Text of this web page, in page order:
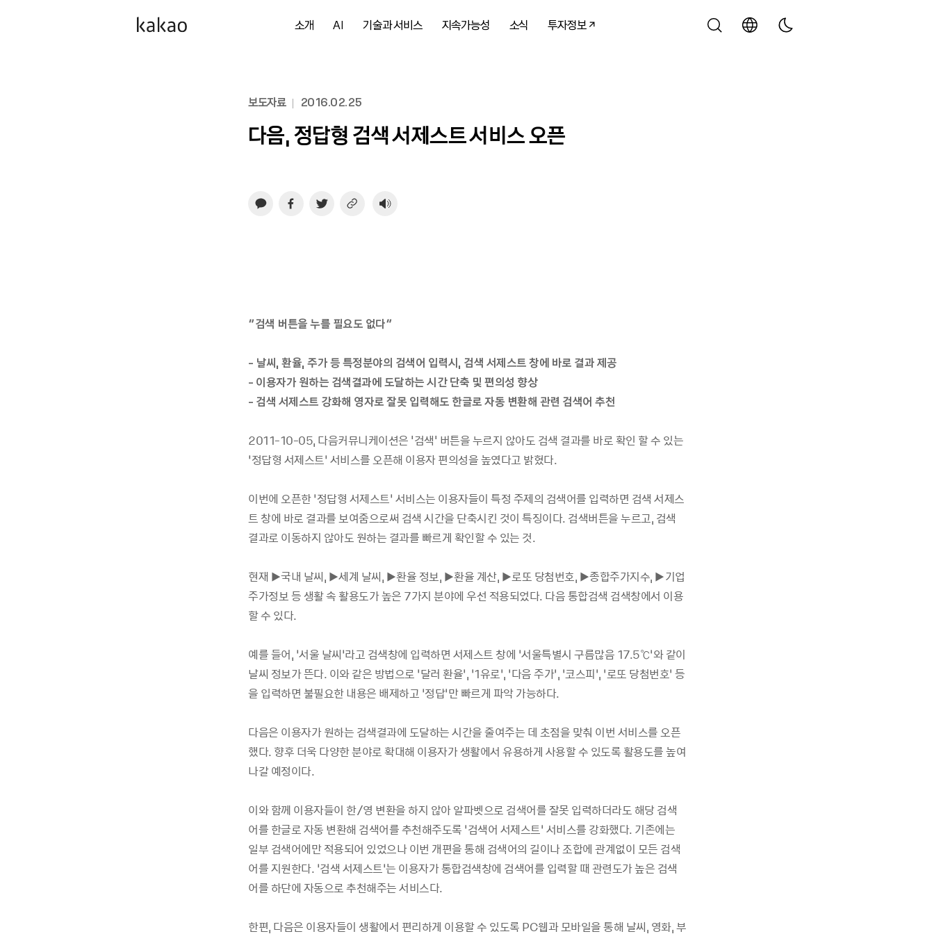
소개 AI 기술과 서비스 지속가능성 소식 투자정보
보도자료 2016.02.25
다음, 정답형 검색 서제스트 서비스 오픈
“검색 버튼을 누를 필요도 없다”
- 날씨, 환율, 주가 등 특정분야의 검색어 입력시, 검색 서제스트 창에 바로 결과 제공
- 이용자가 원하는 검색결과에 도달하는 시간 단축 및 편의성 향상
- 검색 서제스트 강화해 영자로 잘못 입력해도 한글로 자동 변환해 관련 검색어 추천
2011-10-05, 다음커뮤니케이션은 '검색' 버튼을 누르지 않아도 검색 결과를 바로 확인 할 수 있는
‘정답형 서제스트’ 서비스를 오픈해 이용자 편의성을 높였다고 밝혔다.
이번에 오픈한 ‘정답형 서제스트’ 서비스는 이용자들이 특정 주제의 검색어를 입력하면 검색 서제스
트 창에 바로 결과를 보여줌으로써 검색 시간을 단축시킨 것이 특징이다. 검색버튼을 누르고, 검색
결과로 이동하지 않아도 원하는 결과를 빠르게 확인할 수 있는 것.
현재 ▶국내 날씨, ▶세계 날씨, ▶환율 정보, ▶환율 계산, ▶로또 당첨번호, ▶종합주가지수, ▶기업
주가정보 등 생활 속 활용도가 높은 7가지 분야에 우선 적용되었다. 다음 통합검색 검색창에서 이용
할 수 있다.
예를 들어, ‘서울 날씨’라고 검색창에 입력하면 서제스트 창에 ‘서울특별시 구름많음 17.5℃’와 같이
날씨 정보가 뜬다. 이와 같은 방법으로 ‘달러 환율’, ‘1유로’, ‘다음 주가’, ‘코스피’, ‘로또 당첨번호’ 등
을 입력하면 불필요한 내용은 배제하고 ‘정답’만 빠르게 파악 가능하다.
다음은 이용자가 원하는 검색결과에 도달하는 시간을 줄여주는 데 초점을 맞춰 이번 서비스를 오픈
했다. 향후 더욱 다양한 분야로 확대해 이용자가 생활에서 유용하게 사용할 수 있도록 활용도를 높여
나갈 예정이다.
이와 함께 이용자들이 한/영 변환을 하지 않아 알파벳으로 검색어를 잘못 입력하더라도 해당 검색
어를 한글로 자동 변환해 검색어를 추천해주도록 ‘검색어 서제스트’ 서비스를 강화했다. 기존에는
일부 검색어에만 적용되어 있었으나 이번 개편을 통해 검색어의 길이나 조합에 관계없이 모든 검색
어를 지원한다. ‘검색 서제스트’는 이용자가 통합검색창에 검색어를 입력할 때 관련도가 높은 검색
어를 하단에 자동으로 추천해주는 서비스다.
한편, 다음은 이용자들이 생활에서 편리하게 이용할 수 있도록 PC웹과 모바일을 통해 날씨, 영화, 부